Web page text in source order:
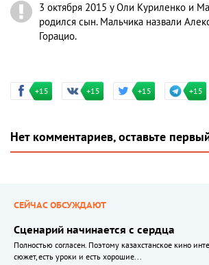
3 октября 2015 у Оли Куриленко и
родился сын. Мальчика назвали
Горацио.
+15 +15 +15 +15
Нет комментариев, оставьте
СЕЙЧАС ОБСУЖДАЮТ
Сценарий начинается с сердца
Полностью согласен. Поэтому казахстанское кино
сюжет, есть уроки и есть хорошие...